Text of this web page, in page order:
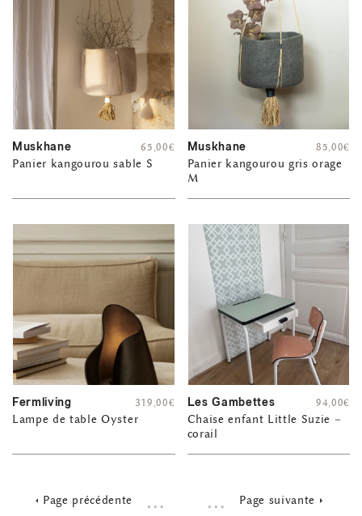
Muskhane
Panier kangourou sable S
65,00€ Muskhane
Panier kangourou gris orage
M
85,00€
Fermliving
Lampe de table Oyster
319,00€ Les Gambettes
Chaise enfant Little Suzie –
corail
94,00€
Page précédente … … Page suivante